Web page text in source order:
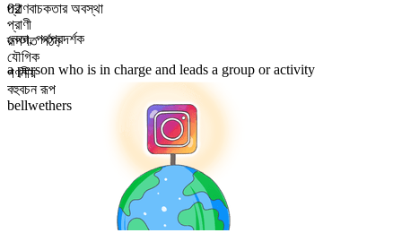
প্রাণবাচকতার অবস্থা
প্রাণী
রূপগত গঠন
যৌগিক
গণনীয়
বহুবচন রূপ
bellwethers
02
নেতা,পথপ্রদর্শক
a person who is in charge and leads a group or activity